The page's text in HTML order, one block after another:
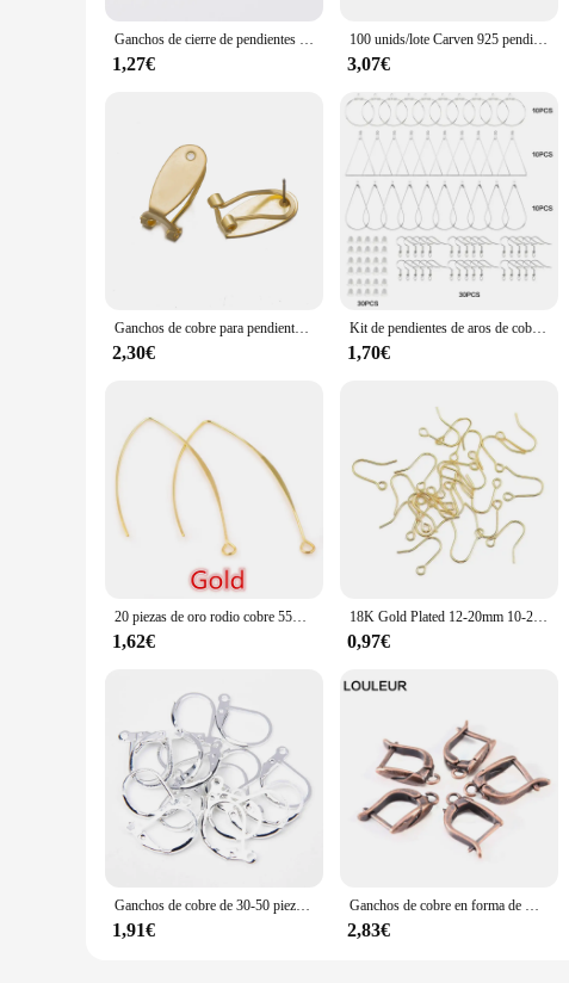
The gancho para bisuteria pendientes cobre is not just a tool;
you craft. Whether you're working on a small, delicate pendant
jewelry vendor, supplier, or hobbyist looking to elevate their
Crafted for longevity, the gancho para bisuteria pendientes
regular basis. The copper material ensures that the hook
built to last, providing you with consistent performance and
Ganchos de cierre de pendientes de plata, oro KC, alambre de oreja de cobre de rodio dorado, suministros de fabricación de joyas, pendientes artesanales de bricolaje, gran oferta
1,27€
100 unids/lote Carven 925 pendientes de cobre y plata cierres ganchos accesorios DIY joyería accesorios gancho de hierro joyería
3,07€
Ganchos de cobre para pendientes, Clips de Base para bricolaje, sujetadores de tachuelas para oreja, accesorios para hacer joyas, suministros, materiales para encontrar, 10 unidades por lote
2,30€
Kit de pendientes de aros de cobre de Color dorado y plateado, cierres para pendientes, ganchos, aros de alambre para oreja, hilos para pendientes, suministros de joyería DIY
1,70€
20 piezas de oro rodio cobre 55mm francés en forma de V ganchos para pendientes resultados gancho para la oreja ajustes de alambre Base para la fabricación de joyas
1,62€
18K Gold Plated 12-20mm 10-20pcs/lot Copper Earring Hooks Wire Settings Base Earrings Hoops For DIY Jewelry Making Accessories
0,97€
Ganchos de cobre de 30-50 piezas para pendientes, ajuste de alambre, bronce, oro, plata, accesorios para hacer joyas
1,91€
Ganchos de cobre en forma de U para pendientes, 10 piezas, 11x18mm
2,83€